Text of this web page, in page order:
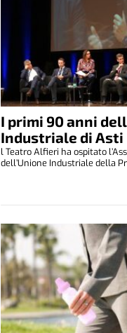
I primi 90 anni
Industriale di Asti
l Teatro Alfieri ha ospitato
dell’Unione Industriale della